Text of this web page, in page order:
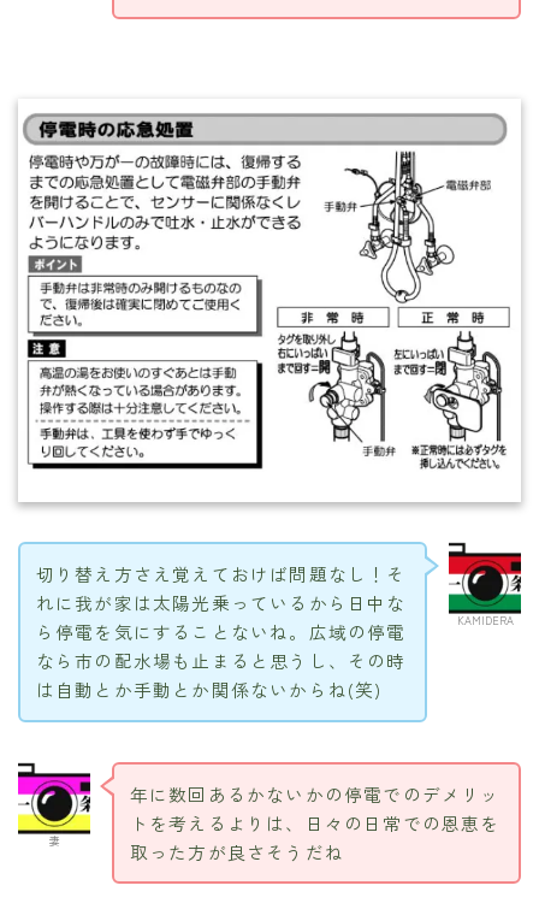
KAMIDERA
切り替え方さえ覚えておけば問題なし！そ
れに我が家は太陽光乗っているから日中な
ら停電を気にすることないね。広域の停電
なら市の配水場も止まると思うし、その時
は自動とか手動とか関係ないからね(笑)
妻
年に数回あるかないかの停電でのデメリッ
トを考えるよりは、日々の日常での恩恵を
取った方が良さそうだね